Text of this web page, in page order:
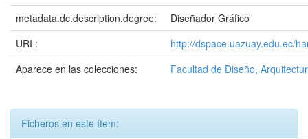
metadata.dc.description.degree:
Diseñador Gráfico
URI :
http://dspace.uazuay.edu.ec/
Aparece en las colecciones:
Facultad de Diseño,
Ficheros en este ítem: